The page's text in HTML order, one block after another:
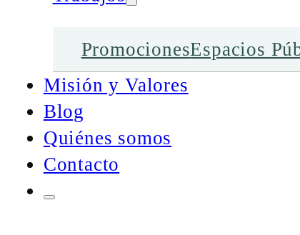
PromocionesEspacios
Misión y Valores
Blog
Quiénes somos
Contacto